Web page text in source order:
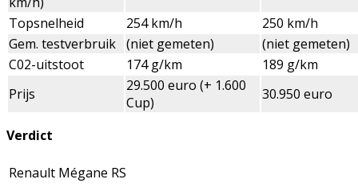
Topsnelheid
254 km/h
250 km/h
Gem. testverbruik (niet gemeten)
(niet gemeten)
C02-uitstoot
174 g/km
189 g/km
Prijs
29.500 euro (+ 1.600
Cup)
30.950 euro
Verdict
Renault Mégane RS